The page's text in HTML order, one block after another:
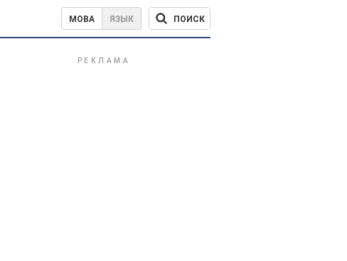
МОВА ЯЗЫК ПОИСК